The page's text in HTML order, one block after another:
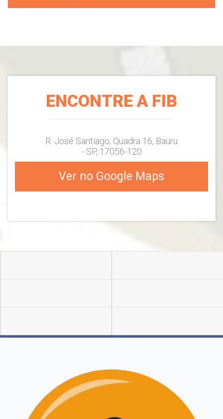
ENCONTRE A FIB
R. José Santiago, Quadra 16, Bauru
- SP, 17056-120
Ver no Google Maps